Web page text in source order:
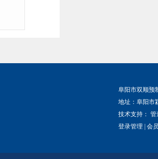
阜阳市双顺预
地址：阜阳市
技术支持： 管
登录管理
会